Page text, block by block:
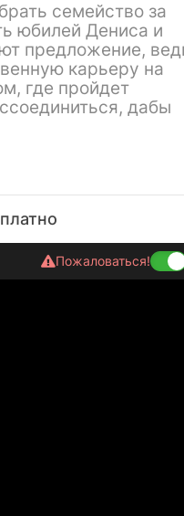
семейство за
юбилей Дениса и
предложение,
карьеру на
где пройдет
дабы
Пожаловаться!